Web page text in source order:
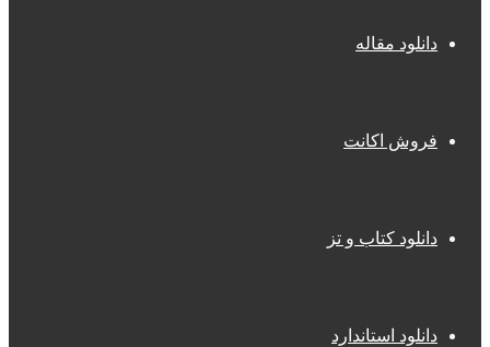
دانلود مقاله
فروش اکانت
دانلود کتاب و تز
دانلود استاندارد